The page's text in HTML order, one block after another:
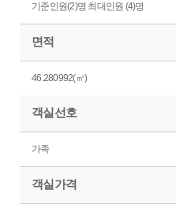
기준인원(2)명 최대인원 (4)명
면적
46.280992(㎡)
객실선호
가족
객실가격